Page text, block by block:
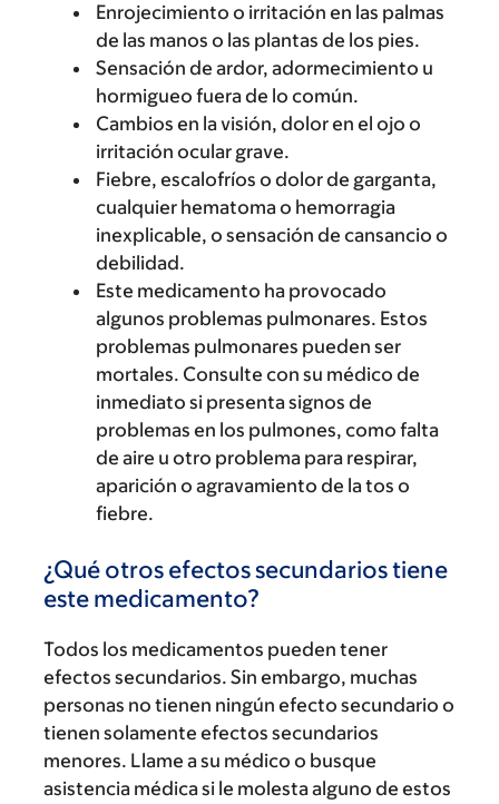
Enrojecimiento o irritación en las palmas
de las manos o las plantas de los pies.
Sensación de ardor, adormecimiento u
hormigueo fuera de lo común.
Cambios en la visión, dolor en el ojo o
irritación ocular grave.
Fiebre, escalofríos o dolor de garganta,
cualquier hematoma o hemorragia
inexplicable, o sensación de cansancio o
debilidad.
Este medicamento ha provocado
algunos problemas pulmonares. Estos
problemas pulmonares pueden ser
mortales. Consulte con su médico de
inmediato si presenta signos de
problemas en los pulmones, como falta
de aire u otro problema para respirar,
aparición o agravamiento de la tos o
fiebre.
¿Qué otros efectos secundarios tiene
este medicamento?
Todos los medicamentos pueden tener
efectos secundarios. Sin embargo, muchas
personas no tienen ningún efecto secundario o
tienen solamente efectos secundarios
menores. Llame a su médico o busque
asistencia médica si le molesta alguno de estos